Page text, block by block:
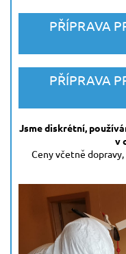
PŘÍPRAVA
PŘÍPRAVA
Jsme diskrétní,
v
Ceny včetně